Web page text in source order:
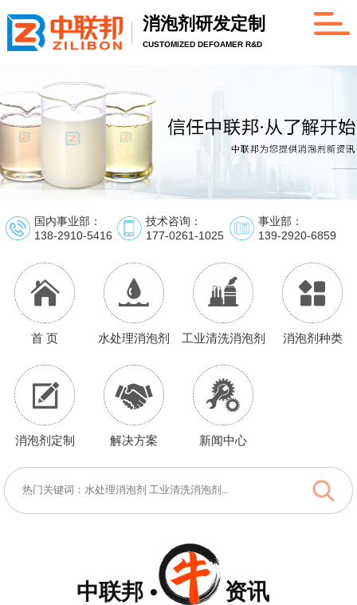
消泡剂研发定制
CUSTOMIZED DEFOAMER R&D
国内事业部：
138-2910-5416
技术咨询：
177-0261-1025
事业部：
139-2920-6859
首 页 水处理消泡剂 工业清洗消泡剂 消泡剂种类
消泡剂定制 解决方案 新闻中心
中联邦 • 资讯